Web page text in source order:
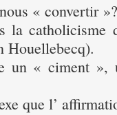
« convertir »?
la catholicisme
Houellebecq).
un « ciment »,
que l’